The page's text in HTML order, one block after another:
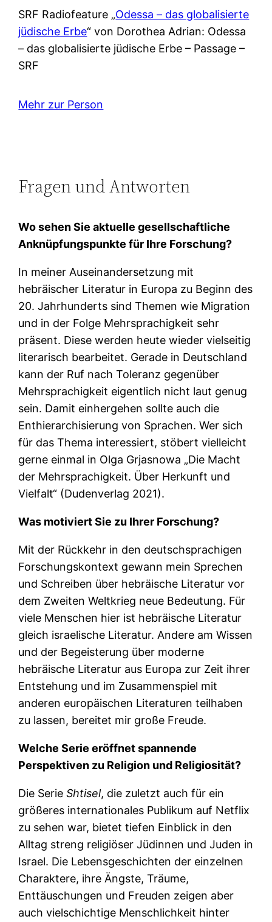
SRF Radiofeature „Odessa – das globalisierte
jüdische Erbe“ von Dorothea Adrian: Odessa
– das globalisierte jüdische Erbe – Passage –
SRF
Mehr zur Person
Fragen und Antworten
Wo sehen Sie aktuelle gesellschaftliche
Anknüpfungspunkte für Ihre Forschung?
In meiner Auseinandersetzung mit
hebräischer Literatur in Europa zu Beginn des
20. Jahrhunderts sind Themen wie Migration
und in der Folge Mehrsprachigkeit sehr
präsent. Diese werden heute wieder vielseitig
literarisch bearbeitet. Gerade in Deutschland
kann der Ruf nach Toleranz gegenüber
Mehrsprachigkeit eigentlich nicht laut genug
sein. Damit einhergehen sollte auch die
Enthierarchisierung von Sprachen. Wer sich
für das Thema interessiert, stöbert vielleicht
gerne einmal in Olga Grjasnowa „Die Macht
der Mehrsprachigkeit. Über Herkunft und
Vielfalt“ (Dudenverlag 2021).
Was motiviert Sie zu Ihrer Forschung?
Mit der Rückkehr in den deutschsprachigen
Forschungskontext gewann mein Sprechen
und Schreiben über hebräische Literatur vor
dem Zweiten Weltkrieg neue Bedeutung. Für
viele Menschen hier ist hebräische Literatur
gleich israelische Literatur. Andere am Wissen
und der Begeisterung über moderne
hebräische Literatur aus Europa zur Zeit ihrer
Entstehung und im Zusammenspiel mit
anderen europäischen Literaturen teilhaben
zu lassen, bereitet mir große Freude.
Welche Serie eröffnet spannende
Perspektiven zu Religion und Religiosität?
Die SerieShtisel, die zuletzt auch für ein
größeres internationales Publikum auf Netflix
zu sehen war, bietet tiefen Einblick in den
Alltag streng religiöser Jüdinnen und Juden in
Israel. Die Lebensgeschichten der einzelnen
Charaktere, ihre Ängste, Träume,
Enttäuschungen und Freuden zeigen aber
auch vielschichtige Menschlichkeit hinter